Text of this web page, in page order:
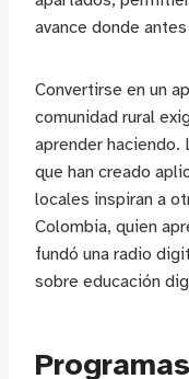
avance donde
Convertirse en un
comunidad rural
aprender haciendo.
que han creado
locales inspiran a
Colombia, quien
fundó una radio
sobre educación